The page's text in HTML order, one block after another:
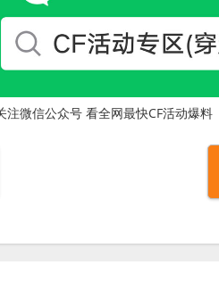
注微信公众号 看全网最快CF活动爆料